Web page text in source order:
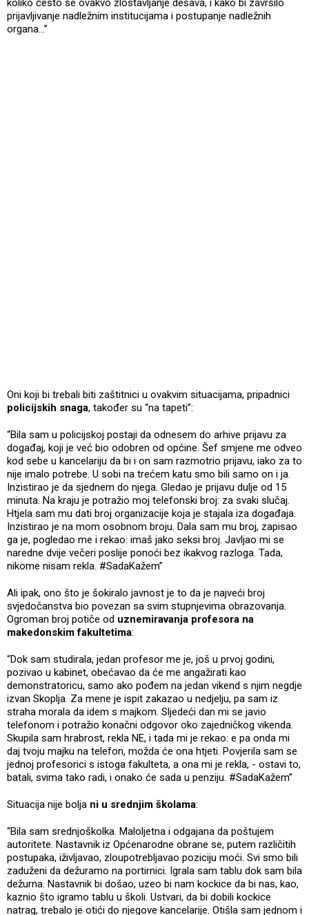
koliko često se ovakvo zlostavljanje dešava, i kako bi završilo
prijavljivanje nadležnim institucijama i postupanje nadležnih
organa…”
Oni koji bi trebali biti zaštitnici u ovakvim situacijama, pripadnici
policijskih snaga, također su “na tapeti”:
“Bila sam u policijskoj postaji da odnesem do arhive prijavu za
događaj, koji je već bio odobren od općine. Šef smjene me odveo
kod sebe u kancelariju da bi i on sam razmotrio prijavu, iako za to
nije imalo potrebe. U sobi na trećem katu smo bili samo on i ja.
Inzistirao je da sjednem do njega. Gledao je prijavu dulje od 15
minuta. Na kraju je potražio moj telefonski broj: za svaki slučaj.
Htjela sam mu dati broj organizacije koja je stajala iza događaja.
Inzistirao je na mom osobnom broju. Dala sam mu broj, zapisao
ga je, pogledao me i rekao: imaš jako seksi broj. Javljao mi se
naredne dvije večeri poslije ponoći bez ikakvog razloga. Tada,
nikome nisam rekla. #SadaKažem”
Ali ipak, ono što je šokiralo javnost je to da je najveći broj
svjedočanstva bio povezan sa svim stupnjevima obrazovanja.
Ogroman broj potiče od uznemiravanja profesora na
makedonskim fakultetima:
“Dok sam studirala, jedan profesor me je, još u prvoj godini,
pozivao u kabinet, obećavao da će me angažirati kao
demonstratoricu, samo ako pođem na jedan vikend s njim negdje
izvan Skoplja. Za mene je ispit zakazao u nedjelju, pa sam iz
straha morala da idem s majkom. Sljedeći dan mi se javio
telefonom i potražio konačni odgovor oko zajedničkog vikenda.
Skupila sam hrabrost, rekla NE, i tada mi je rekao: e pa onda mi
daj tvoju majku na telefon, možda će ona htjeti. Povjerila sam se
jednoj profesorici s istoga fakulteta, a ona mi je rekla, - ostavi to,
batali, svima tako radi, i onako će sada u penziju. #SadaKažem”
Situacija nije bolja ni u srednjim školama:
“Bila sam srednjoškolka. Maloljetna i odgajana da poštujem
autoritete. Nastavnik iz Općenarodne obrane se, putem različitih
postupaka, iživljavao, zloupotrebljavao poziciju moći. Svi smo bili
zaduženi da dežuramo na portirnici. Igrala sam tablu dok sam bila
dežurna. Nastavnik bi došao, uzeo bi nam kockice da bi nas, kao,
kaznio što igramo tablu u školi. Ustvari, da bi dobili kockice
natrag, trebalo je otići do njegove kancelarije. Otišla sam jednom i